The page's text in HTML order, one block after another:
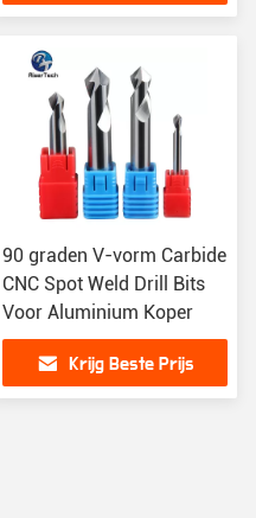
90 graden V-vorm Carbide
CNC Spot Weld Drill Bits
Voor Aluminium Koper
Krijg Beste Prijs